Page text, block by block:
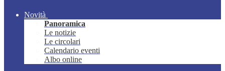
Novità
Panoramica
Le notizie
Le circolari
Calendario eventi
Albo online